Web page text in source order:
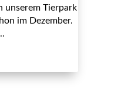
unserem Tierpark
im Dezember.